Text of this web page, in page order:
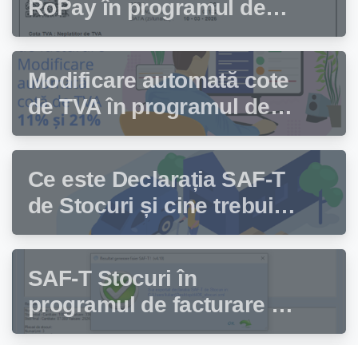
RoPay în programul de
facturare Facturis
Modificare automată cote
de TVA în programul de
facturare Facturis
Ce este Declarația SAF-T
de Stocuri și cine trebuie
să depună această
declarație?
SAF-T Stocuri în
programul de facturare și
gestiune stocuri Facturis